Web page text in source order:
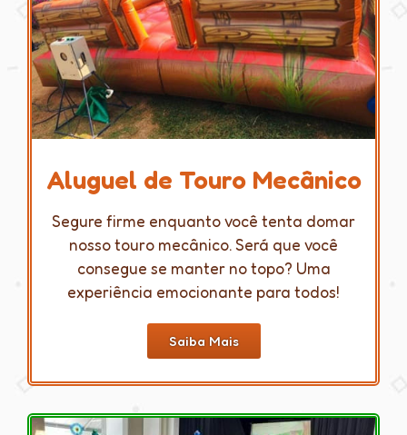
Aluguel de Touro Mecânico
Segure firme enquanto você tenta domar
nosso touro mecânico. Será que você
consegue se manter no topo? Uma
experiência emocionante para todos!
Saiba Mais